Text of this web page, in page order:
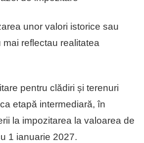
unor valori istorice sau
reflectau realitatea
pentru clădiri și terenuri
etapă intermediară, în
la impozitarea la valoarea de
1 ianuarie 2027.